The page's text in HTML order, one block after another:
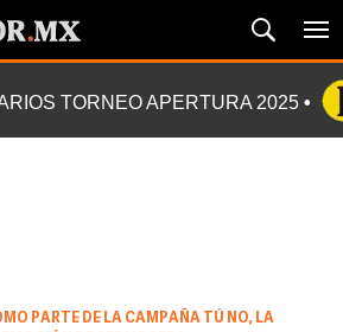
TORNEO APERTURA 2025
PARTE DE LA CAMPAÑA TÚ NO, LA